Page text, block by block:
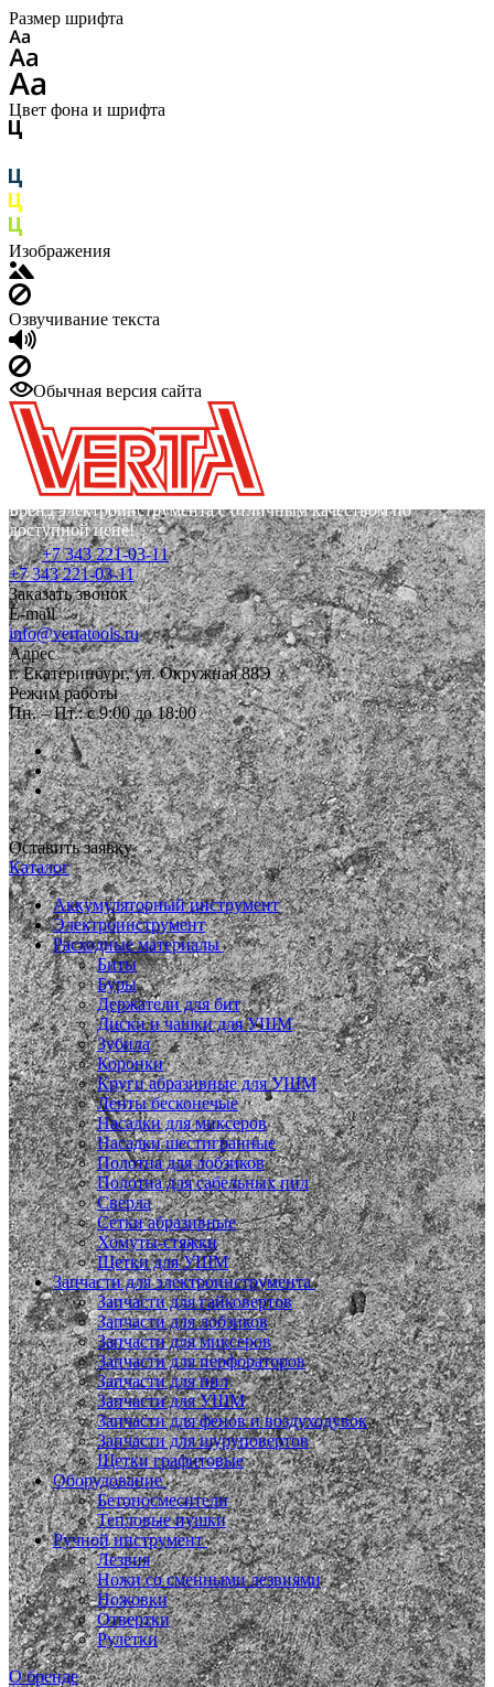
Размер шрифта
Цвет фона и шрифта
Изображения
Озвучивание текста
Обычная версия сайта
Бренд электроинструмента с отличным качеством по
доступной цене!
+7 343 221-03-11
+7 343 221-03-11
Заказать звонок
E-mail
info@vertatools.ru
Адрес
г. Екатеринбург, ул. Окружная 88Э
Режим работы
Пн. – Пт.: с 9:00 до 18:00
Оставить заявку
Каталог
Аккумуляторный инструмент
Электроинструмент
Расходные материалы
Биты
Буры
Держатели для бит
Диски и чашки для УШМ
Зубила
Коронки
Круги абразивные для УШМ
Ленты бесконечые
Насадки для миксеров
Насадки шестигранные
Полотна для лобзиков
Полотна для сабельных пил
Сверла
Сетки абразивные
Хомуты-стяжки
Щетки для УШМ
Запчасти для электроинструмента
Запчасти для гайковертов
Запчасти для лобзиков
Запчасти для миксеров
Запчасти для перфораторов
Запчасти для пил
Запчасти для УШМ
Запчасти для фенов и воздуходувок
Запчасти для шуруповертов
Щетки графитовые
Оборудование
Бетоносмесители
Тепловые пушки
Ручной инструмент
Лезвия
Ножи со сменными лезвиями
Ножовки
Отвертки
Рулетки
О бренде